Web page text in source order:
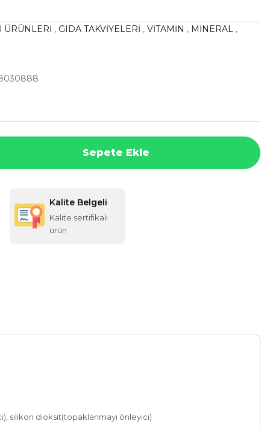
ÜRÜNLERİ , GIDA TAKVİYELERİ , VİTAMİN , MİNERAL ,
Sepete Ekle
Kalite Belgeli
Kalite sertifikalı
ürün
silikon dioksit(topaklanmayı önleyici)